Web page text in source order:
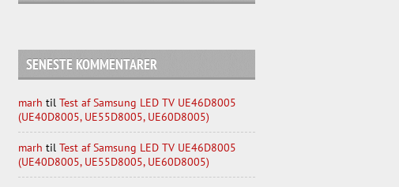
SENESTE KOMMENTARER
marh til Test af Samsung LED TV UE46D8005
(UE40D8005, UE55D8005, UE60D8005)
marh til Test af Samsung LED TV UE46D8005
(UE40D8005, UE55D8005, UE60D8005)